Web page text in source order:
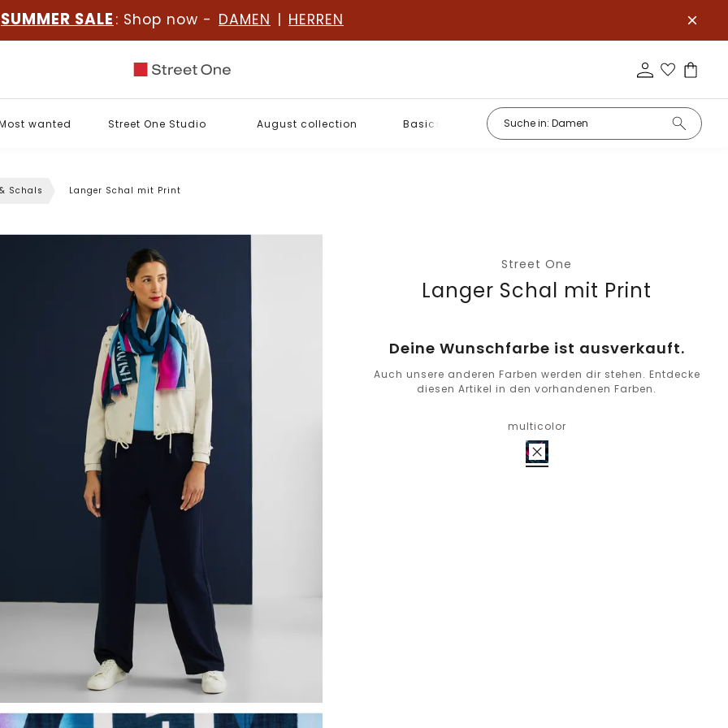
SUMMER SALE : Shop now - DAMEN | HERREN
wanted Street One Studio August collection Basics
Schals Langer Schal mit Print
Street One
Langer Schal mit Print
Deine Wunschfarbe ist ausverkauft.
Auch unsere anderen Farben werden dir stehen. Entdecke
diesen Artikel in den vorhandenen Farben.
multicolor